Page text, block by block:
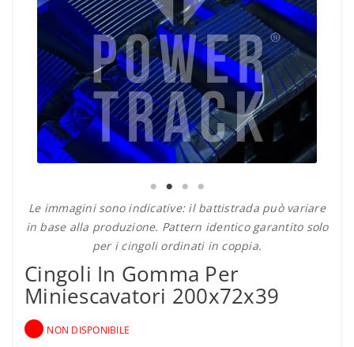
Le immagini sono indicative: il battistrada può variare
in base alla produzione. Pattern identico garantito solo
per i cingoli ordinati in coppia.
Cingoli In Gomma Per
Miniescavatori 200x72x39
NON DISPONIBILE